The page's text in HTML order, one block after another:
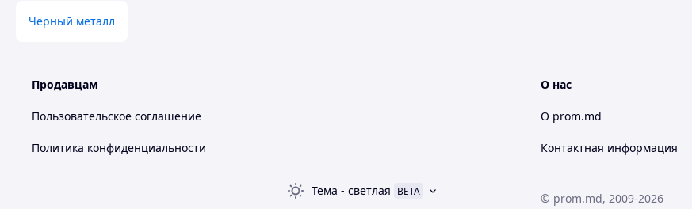
Чёрный металл
Продавцам
Пользовательское соглашение
Политика конфиденциальности
О нас
О prom.md
Контактная информация
Тема - светлая BETA © prom.md, 2009-2026